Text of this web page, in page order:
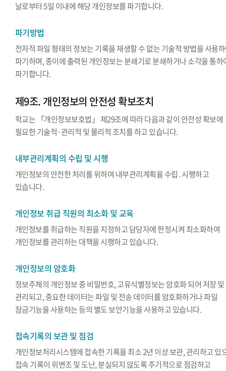
날로부터 5일 이내에 해당 개인정보를 파기합니다.
파기방법
전자적 파일 형태의 정보는 기록을 재생할 수 없는 기술적 방법을 사용
파기하며, 종이에 출력된 개인정보는 분쇄기로 분쇄하거나 소각을 통하
파기합니다.
제9조. 개인정보의 안전성 확보조치
학교는 「개인정보보호법」 제29조에 따라 다음과 같이 안전성 확보에
필요한 기술적·관리적 및 물리적 조치를 하고 있습니다.
내부관리계획의 수립 및 시행
개인정보의 안전한 처리를 위하여 내부관리계획을 수립․시행하고
있습니다.
개인정보 취급 직원의 최소화 및 교육
개인정보를 취급하는 직원을 지정하고 담당자에 한정시켜 최소화하여
개인정보를 관리하는 대책을 시행하고 있습니다.
개인정보의 암호화
정보주체의 개인정보 중 비밀번호, 고유식별정보는 암호화 되어 저장 및
관리되고, 중요한 데이터는 파일 및 전송 데이터를 암호화하거나 파일
잠금기능을 사용하는 등의 별도 보안기능을 사용하고 있습니다.
접속기록의 보관 및 점검
개인정보처리시스템에 접속한 기록을 최소 2년 이상 보관, 관리하고 있
접속 기록이 위변조 및 도난, 분실되지 않도록 주기적으로 점검하고